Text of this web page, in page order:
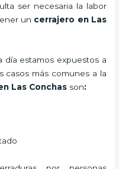
ser necesaria la labor
un cerrajero en Las
día estamos expuestos a
casos más comunes a la
Las Conchas son: